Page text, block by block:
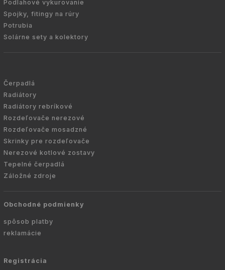
Podlahové vykurovanie
Spojky, fitingy na rúry
Potrubia
Solárne sety a kolektory
Čerpadlá
Radiátory
Radiátory rebríkové
Rozdeľovače nerezové
Rozdeľovače mosadzné
Skrinky pre rozdeľovače
Nerezové kotlové zostavy
Tepelné čerpadlá
Záložné zdroje
Obchodné podmienky
spôsob platby
reklamácie
Registrácia